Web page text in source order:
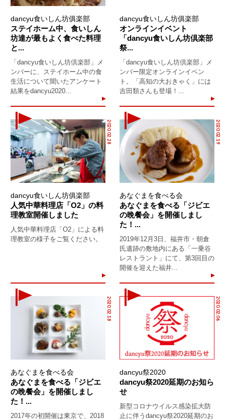
dancyu食いしん坊俱楽部
ステイホーム中、食いしん
坊達が最もよく食べた料理
と...
「dancyu食いしん坊倶楽部」メ
ンバーに、ステイホーム中の食
生活について聞いたアンケート
結果をdancyu2020...
dancyu食いしん坊俱楽部
オンラインイベント
「dancyu食いしん坊倶楽部
祭...
「dancyu食いしん坊倶楽部」メ
ンバー限定オンラインイベン
ト。「高知の大おきゃく」には
吉田類さんも登場！...
2020.02.28
dancyu食いしん坊俱楽部
人気中華料理店「O2」の料
理教室開催しました
人気中華料理店「O2」による料
理教室の様子をご覧ください。
2020.02.19
あなぐまを食べる会
あなぐまを食べる「ジビエ
の晩餐会」を開催しまし
た！...
2019年12月3日、福井市・朝倉
氏遺跡の敷地内にある「一乗谷
レストラント」にて、第3回目の
開催を迎えた福井...
2020.02.18
あなぐまを食べる会
あなぐまを食べる「ジビエ
の晩餐会」を開催しまし
た！...
2017年の初開催は東京で、2018
2020.02.06
dancyu祭2020
dancyu祭2020延期のお知ら
せ
新型コロナウイルス感染拡大防
止に伴うdancyu祭2020延期のお